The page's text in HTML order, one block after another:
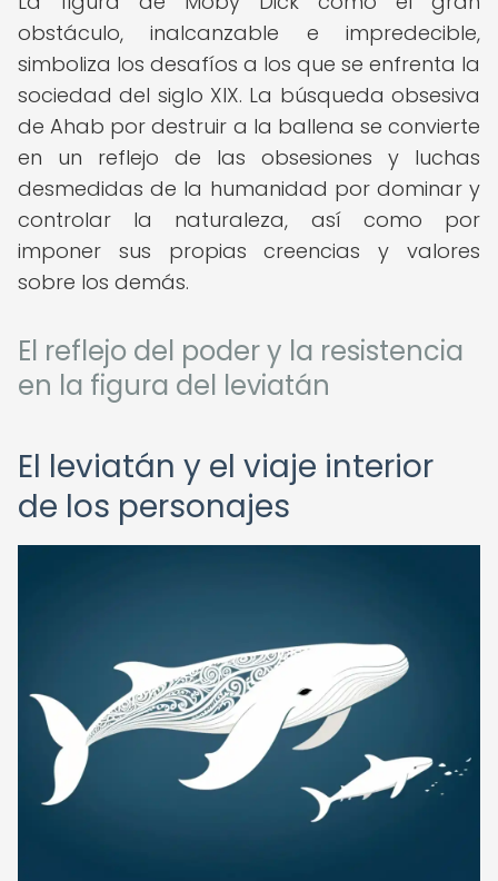
obstáculo, inalcanzable e impredecible,
simboliza los desafíos a los que se enfrenta la
sociedad del siglo XIX. La búsqueda obsesiva
de Ahab por destruir a la ballena se convierte
en un reflejo de las obsesiones y luchas
desmedidas de la humanidad por dominar y
controlar la naturaleza, así como por
imponer sus propias creencias y valores
sobre los demás.
El reflejo del poder y la resistencia
en la figura del leviatán
El leviatán y el viaje interior
de los personajes